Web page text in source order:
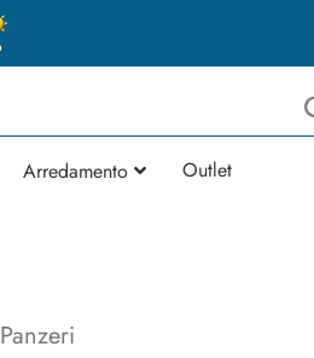
Arredamento Outlet
Panzeri